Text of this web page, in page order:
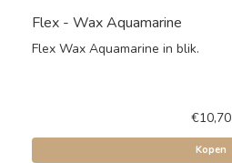
Flex - Wax Aquamarine
Flex Wax Aquamarine in blik.
€10,70
Kopen